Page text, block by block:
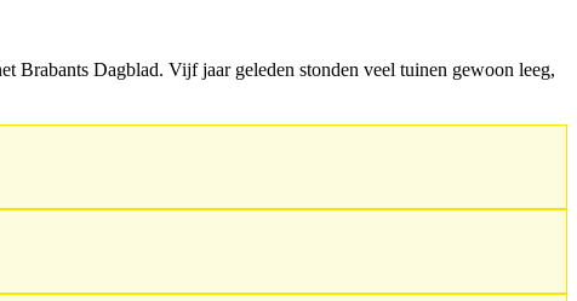
Brabants Dagblad. Vijf jaar geleden stonden veel tuinen gewoon leeg,